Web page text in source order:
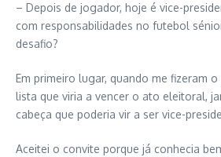
– Depois de jogador, hoje é vice-
com responsabilidades no futebol
desafio?
Em primeiro lugar, quando me fizeram
lista que viria a vencer o ato eleitoral,
cabeça que poderia vir a ser vice-
Aceitei o convite porque já conhecia